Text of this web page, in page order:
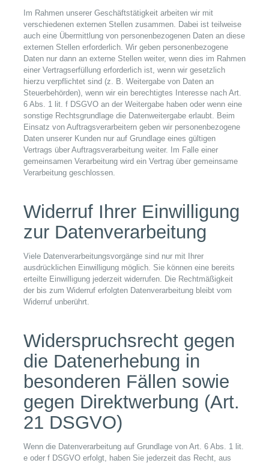
Im Rahmen unserer Geschäftstätigkeit arbeiten wir mit
verschiedenen externen Stellen zusammen. Dabei ist teilweise
auch eine Übermittlung von personenbezogenen Daten an diese
externen Stellen erforderlich. Wir geben personenbezogene
Daten nur dann an externe Stellen weiter, wenn dies im Rahmen
einer Vertragserfüllung erforderlich ist, wenn wir gesetzlich
hierzu verpflichtet sind (z. B. Weitergabe von Daten an
Steuerbehörden), wenn wir ein berechtigtes Interesse nach Art.
6 Abs. 1 lit. f DSGVO an der Weitergabe haben oder wenn eine
sonstige Rechtsgrundlage die Datenweitergabe erlaubt. Beim
Einsatz von Auftragsverarbeitern geben wir personenbezogene
Daten unserer Kunden nur auf Grundlage eines gültigen
Vertrags über Auftragsverarbeitung weiter. Im Falle einer
gemeinsamen Verarbeitung wird ein Vertrag über gemeinsame
Verarbeitung geschlossen.
Widerruf Ihrer Einwilligung
zur Datenverarbeitung
Viele Datenverarbeitungsvorgänge sind nur mit Ihrer
ausdrücklichen Einwilligung möglich. Sie können eine bereits
erteilte Einwilligung jederzeit widerrufen. Die Rechtmäßigkeit
der bis zum Widerruf erfolgten Datenverarbeitung bleibt vom
Widerruf unberührt.
Widerspruchsrecht gegen
die Datenerhebung in
besonderen Fällen sowie
gegen Direktwerbung (Art.
21 DSGVO)
Wenn die Datenverarbeitung auf Grundlage von Art. 6 Abs. 1 lit.
e oder f DSGVO erfolgt, haben Sie jederzeit das Recht, aus